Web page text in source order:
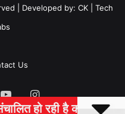
| Developed by: CK| Tech
Us
YouTubeInstagram
'हर पात्र परिवार को